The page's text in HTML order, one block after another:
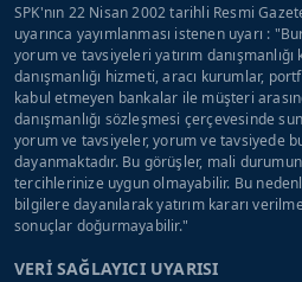
SPK'nın 22 Nisan 2002 tarihli Resmi
uyarınca yayımlanması istenen uyarı :
yorum ve tavsiyeleri yatırım danışmanlığı
danışmanlığı hizmeti, aracı kurumlar,
kabul etmeyen bankalar ile müşteri
danışmanlığı sözleşmesi çerçevesinde
yorum ve tavsiyeler, yorum ve tavsiyede
dayanmaktadır. Bu görüşler, mali
tercihlerinize uygun olmayabilir. Bu
bilgilere dayanılarak yatırım kararı
sonuçlar doğurmayabilir."
VERİ SAĞLAYICI UYARISI